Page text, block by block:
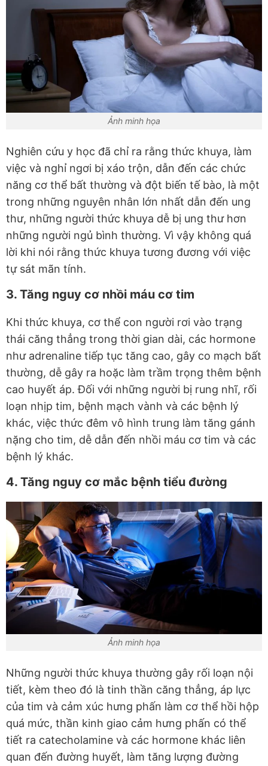
Ảnh minh họa
Nghiên cứu y học đã chỉ ra rằng thức khuya, làm
việc và nghỉ ngơi bị xáo trộn, dẫn đến các chức
năng cơ thể bất thường và đột biến tế bào, là một
trong những nguyên nhân lớn nhất dẫn đến ung
thư, những người thức khuya dễ bị ung thư hơn
những người ngủ bình thường. Vì vậy không quá
lời khi nói rằng thức khuya tương đương với việc
tự sát mãn tính.
3. Tăng nguy cơ nhồi máu cơ tim
Khi thức khuya, cơ thể con người rơi vào trạng
thái căng thẳng trong thời gian dài, các hormone
như adrenaline tiếp tục tăng cao, gây co mạch bất
thường, dễ gây ra hoặc làm trầm trọng thêm bệnh
cao huyết áp. Đối với những người bị rung nhĩ, rối
loạn nhịp tim, bệnh mạch vành và các bệnh lý
khác, việc thức đêm vô hình trung làm tăng gánh
nặng cho tim, dễ dẫn đến nhồi máu cơ tim và các
bệnh lý khác.
4. Tăng nguy cơ mắc bệnh tiểu đường
Ảnh minh họa
Những người thức khuya thường gây rối loạn nội
tiết, kèm theo đó là tinh thần căng thẳng, áp lực
của tim và cảm xúc hưng phấn làm cơ thể hồi hộp
quá mức, thần kinh giao cảm hưng phấn có thể
tiết ra catecholamine và các hormone khác liên
quan đến đường huyết, làm tăng lượng đường